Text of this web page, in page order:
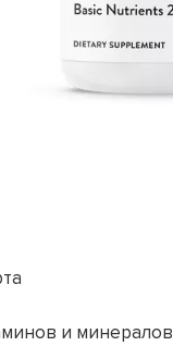
и минералов